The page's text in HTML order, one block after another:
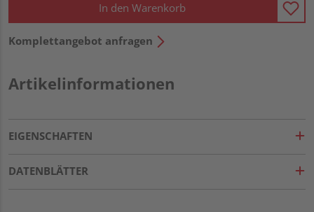
In den Warenkorb
Komplettangebot anfragen
Artikelinformationen
EIGENSCHAFTEN
DATENBLÄTTER